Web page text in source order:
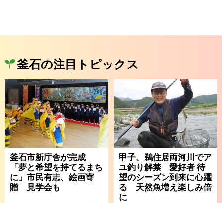
釜石の注目トピックス
釜石市新庁舎が完成
「夢と希望を持てるまち
に」市民有志、絵画寄
贈 見学会も
甲子、鵜住居両河川でア
ユ釣り解禁 愛好者 待
望のシーズン到来に心躍
る 天然魚増え楽しみ倍
に